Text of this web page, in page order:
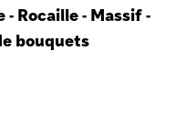
- Rocaille - Massif -
bouquets